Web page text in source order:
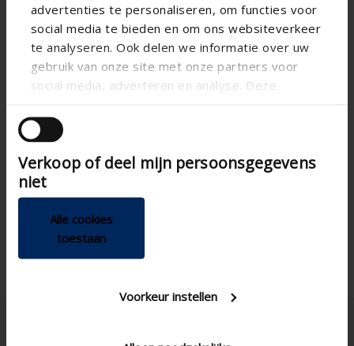
advertenties te personaliseren, om functies voor
social media te bieden en om ons websiteverkeer
te analyseren. Ook delen we informatie over uw
gebruik van onze site met onze partners voor
social media, adverteren en analyse. Deze
andere informatie die u aan ze heeft verstrekt of
die ze hebben verzameld op basis van uw gebruik
van hun services.
Verkoop of deel mijn persoonsgegevens
niet
Alle cookies
toestaan
Voorkeur instellen
Technical specifications
Colors
RAL
Ventilation components
Supply ventilation
Control
Acoustic window
ventilation
Extra ventilation properties
Ventilation material